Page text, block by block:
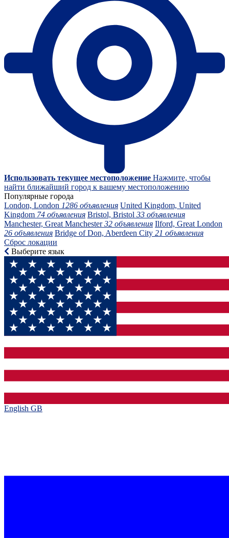
Использовать текущее местоположение Нажмите, чтобы
найти ближайший город к вашему местоположению
Популярные города
London, London 1286 объявления United Kingdom, United
Kingdom 74 объявления Bristol, Bristol 33 объявления
Manchester, Great Manchester32 объявления Ilford, Great London
26 объявления Bridge of Don, Aberdeen City 21 объявления
Сброс локации
Выберите язык
English GB‎